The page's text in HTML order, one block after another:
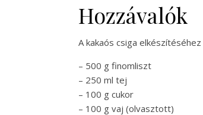
Hozzávalók
A kakaós csiga
– 500 g finomliszt
– 250 ml tej
– 100 g cukor
– 100 g vaj (olvasztott)